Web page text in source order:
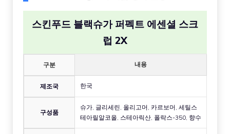
스킨푸드 블랙슈가 퍼펙트 에센셜 스크
럽 2X
구분 내용
제조국 한국
구성품
슈가, 글리세린, 올리고머, 카르보머, 세틸스
테아릴알코올, 스테아릭산, 폴락스-350, 향수